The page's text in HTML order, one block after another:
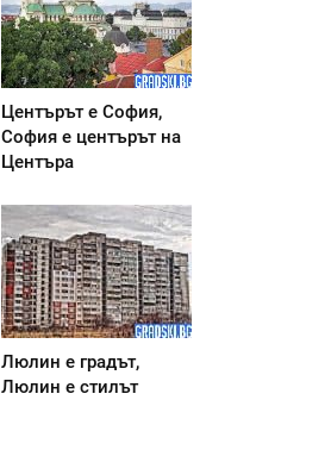
Центърът е София,
София е центърът на
Центъра
Люлин е градът,
Люлин е стилът